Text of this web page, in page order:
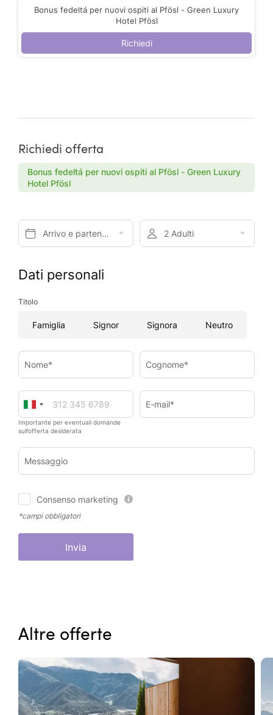
Bonus fedeltá per nuovi ospiti al Pfösl - Green Luxury
Hotel Pfösl
Richiedi
Richiedi offerta
Bonus fedeltá per nuovi ospiti al Pfösl - Green Luxury
Hotel Pfösl
Arrivo e partenza* 2 Adulti
Dati personali
Titolo
Famiglia Signor Signora Neutro
Nome* Cognome*
Importante per eventuali domande
sull’offerta desiderata
E-mail*
Messaggio
Consenso marketing
*campi obbligatori
Invia
Altre offerte